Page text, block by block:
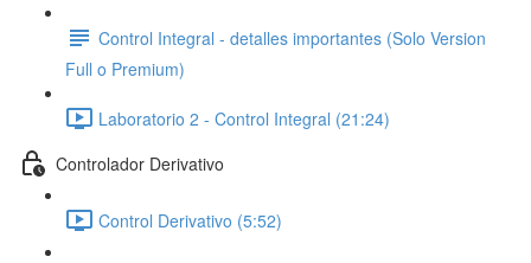
Control Integral - detalles importantes (Solo Version
Full o Premium)
Laboratorio 2 - Control Integral (21:24)
Controlador Derivativo
Control Derivativo (5:52)